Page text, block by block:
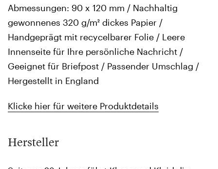
Abmessungen: 90 x 120 mm / Nachhaltig
gewonnenes 320 g/m² dickes Papier /
Handgeprägt mit recycelbarer Folie / Leere
Innenseite für Ihre persönliche Nachricht /
Geeignet für Briefpost / Passender Umschlag /
Hergestellt in England
Klicke hier für weitere Produktdetails
Hersteller